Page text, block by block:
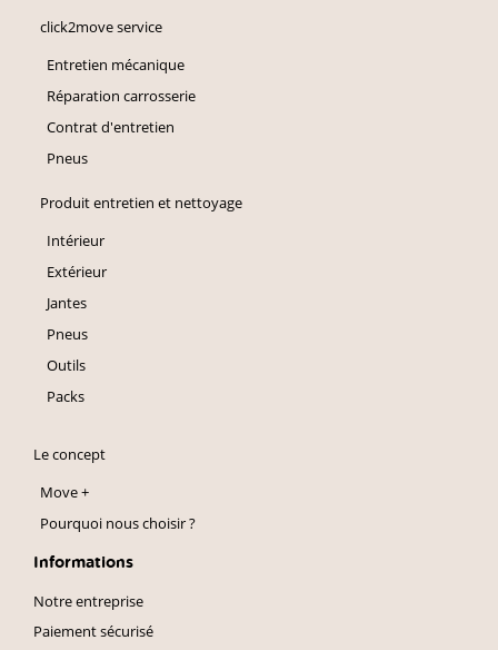
click2move service
Entretien mécanique
Réparation carrosserie
Contrat d'entretien
Pneus
Produit entretien et nettoyage
Intérieur
Extérieur
Jantes
Pneus
Outils
Packs
Le concept
Move +
Pourquoi nous choisir ?
Informations
Notre entreprise
Paiement sécurisé